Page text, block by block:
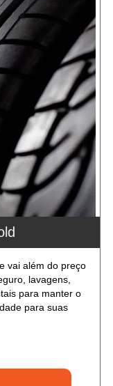
vai além do preço
lavagens,
para manter o
para suas